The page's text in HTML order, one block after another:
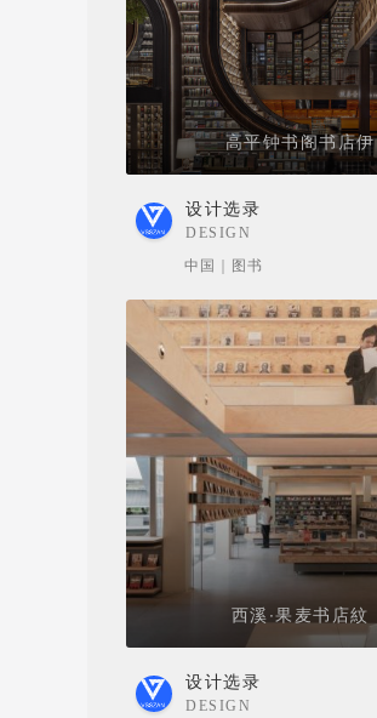
高平钟书阁书店伊
设计选录
DESIGN
中国 | 图书
西溪·果麦书店紋
设计选录
DESIGN